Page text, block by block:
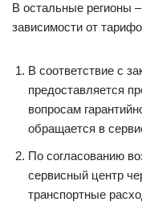
В остальные регионы
зависимости от
В соответствие с
предоставляется
вопросам
обращается в
По согласованию
сервисный центр
транспортные